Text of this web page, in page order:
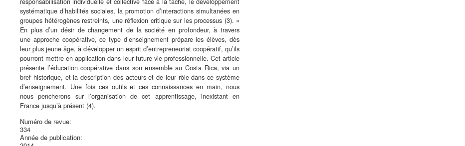
systématique d’habilités sociales, la promotion d’interactions simultanées en
groupes hétérogènes restreints, une réflexion critique sur les processus (3). »
En plusd’un désir de changement de la société en profondeur, à travers
une approche coopérative, ce type d’enseignement prépare les élèves,dès
leur plus jeune âge, à développer un esprit d’entrepreneuriat coopératif, qu’ils
pourront mettre en application dans leur future vie professionnelle. Cet article
présente l’éducation coopérative dans son ensemble au Costa Rica, via un
bref historique, et la description des acteurs et de leur rôle dans ce système
d’enseignement. Une fois ces outils et cesconnaissances en main, nous
nous pencherons sur l’organisation de cet apprentissage, inexistant en
France jusqu’à présent (4).
Numéro de revue:
334
Année de publication: